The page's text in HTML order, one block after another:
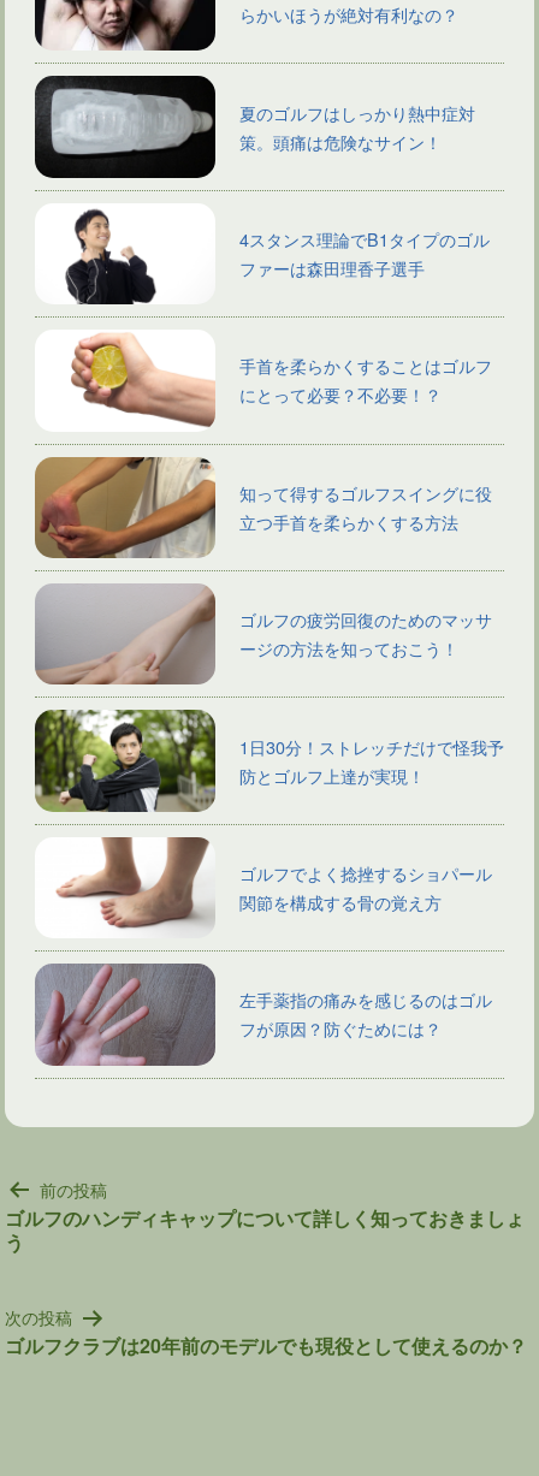
らかいほうが絶対有利なの？
夏のゴルフはしっかり熱中症対
策。頭痛は危険なサイン！
4スタンス理論でB1タイプのゴル
ファーは森田理香子選手
手首を柔らかくすることはゴルフ
にとって必要？不必要！？
知って得するゴルフスイングに役
立つ手首を柔らかくする方法
ゴルフの疲労回復のためのマッサ
ージの方法を知っておこう！
1日30分！ストレッチだけで怪我予
防とゴルフ上達が実現！
ゴルフでよく捻挫するショパール
関節を構成する骨の覚え方
左手薬指の痛みを感じるのはゴル
フが原因？防ぐためには？
投
稿
ナ
ゲ
ー
シ
前の投稿
ゴルフのハンディキャップについて詳しく知っておきましょ
う
次の投稿
ゴルフクラブは20年前のモデルでも現役として使えるのか？